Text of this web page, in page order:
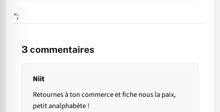
";
3 commentaires
Niit
Retournes à ton commerce et fiche nous la paix,
petit analphabète !